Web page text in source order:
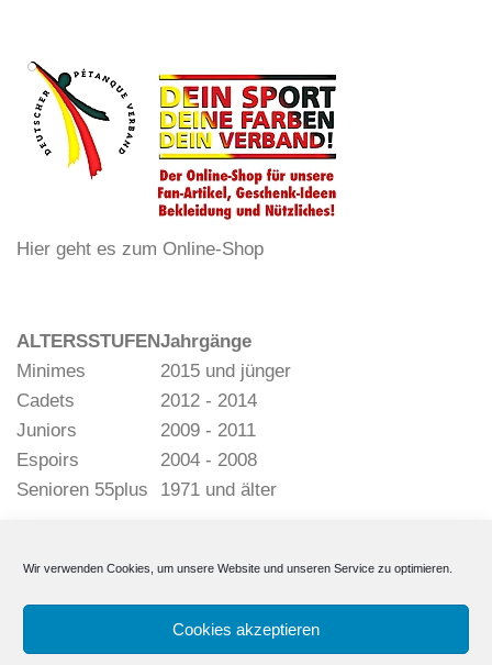
Wir verwenden Cookies, um unsere Website und unseren Service zu optimieren.
Cookies akzeptieren
Hier geht es zum Online-Shop
ALTERSSTUFENJahrgänge
Minimes
2015 und jünger
Cadets
2012 - 2014
Juniors
2009 - 2011
Espoirs
2004 - 2008
Senioren 55plus
1971 und älter
Deutscher Pétanque Verband e. V. © 2026. Alle Rechte